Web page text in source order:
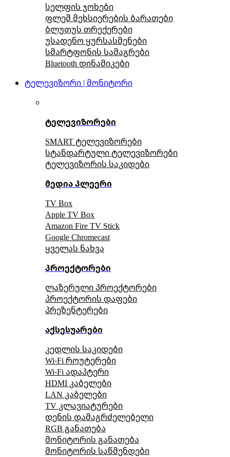
სელფის ჯოხები
ფლეშ მეხსიერების ბარათები
ბლუთუს თრექერები
უსადენო ყურსასმენები
სმარტფონის სამაგრები
Bluetooth დინამიკები
ტელევიზორი | მონიტორი
ტელევიზორები
SMART ტელევიზორები
სტანდარტული ტელევიზორები
ტელევიზორის საკიდები
მედია პლეერი
TV Box
Apple TV Box
Amazon Fire TV Stick
Google Chromecast
ყველას ნახვა
პროექტორები
ლაზერული პროექტორები
პროექტორის დაფები
პრეზენტერები
აქსესუარები
კედლის საკიდები
Wi-Fi როუტერები
Wi-Fi ადაპტერი
HDMI კაბელები
LAN კაბელები
TV კლავიატურები
დენის დამაგრძელებელი
RGB განათება
მონიტორის განათება
მონიტორის საწმენდები